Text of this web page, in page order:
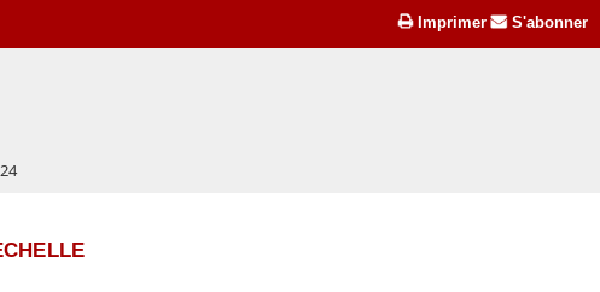
Imprimer S'abonner